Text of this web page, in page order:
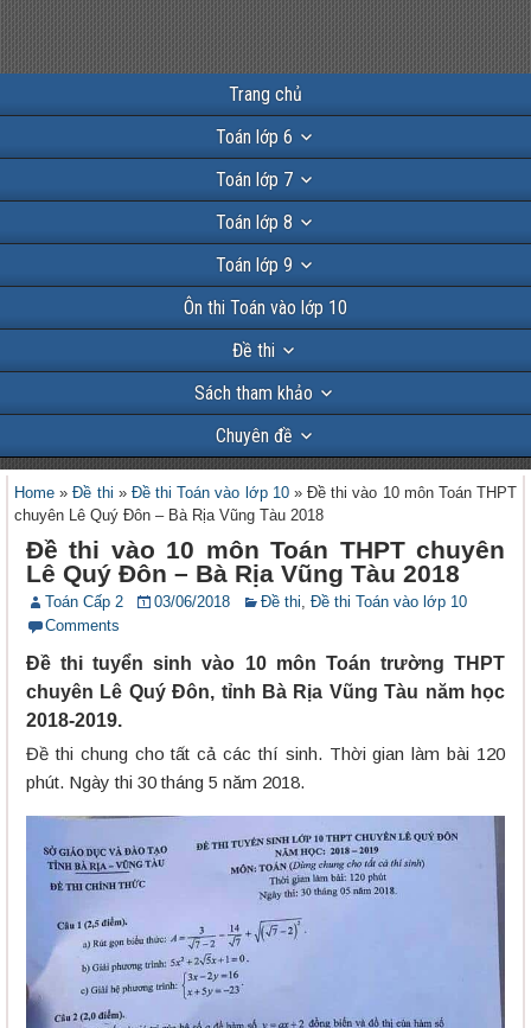
Trang chủ
Toán lớp 6
Toán lớp 7
Toán lớp 8
Toán lớp 9
Ôn thi Toán vào lớp 10
Đề thi
Sách tham khảo
Chuyên đề
Home »Đề thi » Đề thi Toán vào lớp 10»Đề thi vào 10 môn Toán THPT
chuyên Lê Quý Đôn – Bà Rịa Vũng Tàu 2018
Đề thi vào 10 môn Toán THPT chuyên
Lê Quý Đôn – Bà Rịa Vũng Tàu 2018
Toán Cấp 2 03/06/2018 Đề thi, Đề thi Toán vào lớp 10
Comments
Đề thi tuyển sinh vào 10 môn Toán trường THPT
chuyên Lê Quý Đôn, tỉnh Bà Rịa Vũng Tàu năm học
2018-2019.
Đề thi chung cho tất cả các thí sinh. Thời gian làm bài 120
phút. Ngày thi 30 tháng 5 năm 2018.